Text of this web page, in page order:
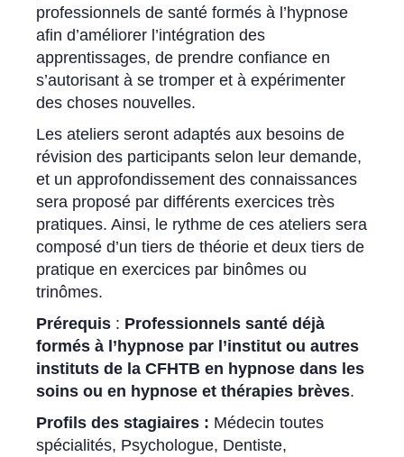
professionnels de santé formés à l’hypnose
afin d’améliorer l’intégration des
apprentissages, de prendre confiance en
s’autorisant à se tromper et à expérimenter
des choses nouvelles.
Les ateliers seront adaptés aux besoins de
révision des participants selon leur demande,
et un approfondissement des connaissances
sera proposé par différents exercices très
pratiques. Ainsi, le rythme de ces ateliers sera
composé d’un tiers de théorie et deux tiers de
pratique en exercices par binômes ou
trinômes.
Prérequis : Professionnels santé déjà
formés à l’hypnose par l’institut ou autres
instituts de la CFHTB en hypnose dans les
soins ou en hypnose et thérapies brèves.
Profils des stagiaires : Médecin toutes
spécialités, Psychologue, Dentiste,